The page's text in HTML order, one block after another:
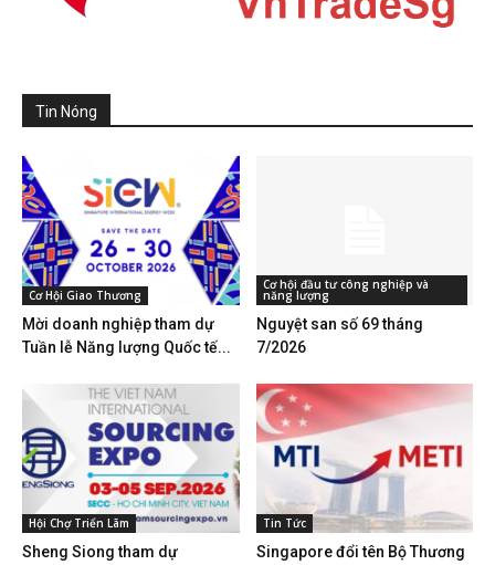
Tin Nóng
Cơ Hội Giao Thương
Mời doanh nghiệp tham dự
Tuần lễ Năng lượng Quốc tế...
Cơ hội đầu tư công nghiệp và
năng lượng
Nguyệt san số 69 tháng
7/2026
Hội Chợ Triển Lãm
Sheng Siong tham dự
Tin Tức
Singapore đổi tên Bộ Thương